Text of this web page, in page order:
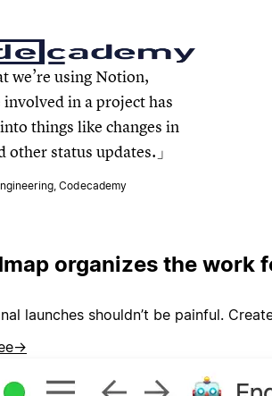
we’re using Notion,
involved in a project has
things like changes in
other status updates.
Codecademy
organizes the work
launches shouldn’t be painful.
→